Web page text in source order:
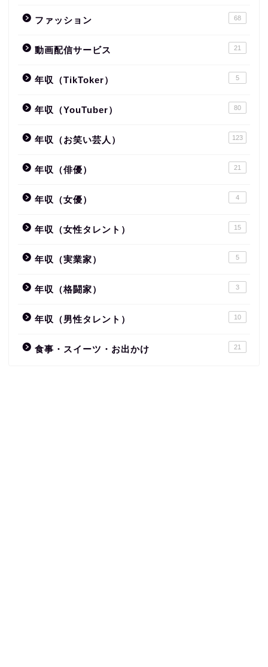
ファッション 68
動画配信サービス 21
年収（TikToker） 5
年収（YouTuber） 80
年収（お笑い芸人） 123
年収（俳優） 21
年収（女優） 4
年収（女性タレント） 15
年収（実業家） 5
年収（格闘家） 3
年収（男性タレント） 10
食事・スイーツ・お出かけ 21